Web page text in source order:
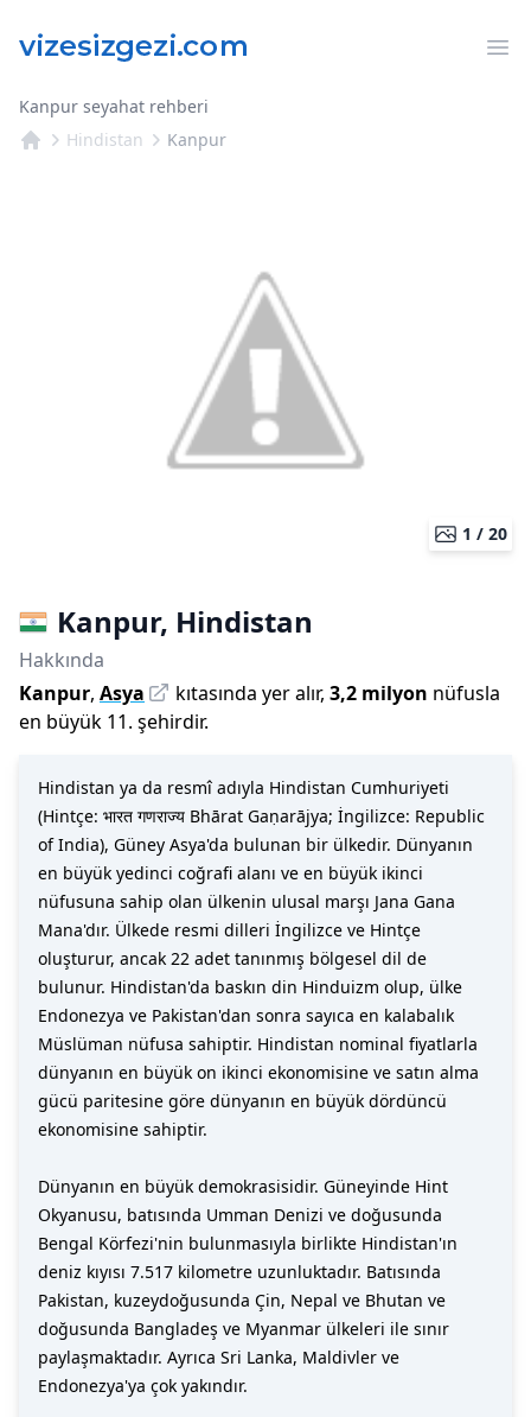
Kanpur seyahat rehberi
Hindistan
Kanpur
1 / 20
Kanpur, Hindistan
Hakkında
Kanpur, Asya kıtasında yer alır, 3,2 milyon nüfusla
en büyük 11. şehirdir.
Hindistan ya da resmî adıyla Hindistan Cumhuriyeti
(Hintçe: भारत गणराज्य Bhārat Gaṇarājya; İngilizce: Republic
of India), Güney Asya'da bulunan bir ülkedir. Dünyanın
en büyük yedinci coğrafi alanı ve en büyük ikinci
nüfusuna sahip olan ülkenin ulusal marşı Jana Gana
Mana'dır. Ülkede resmi dilleri İngilizce ve Hintçe
oluşturur, ancak 22 adet tanınmış bölgesel dil de
bulunur. Hindistan'da baskın din Hinduizm olup, ülke
Endonezya ve Pakistan'dan sonra sayıca en kalabalık
Müslüman nüfusa sahiptir. Hindistan nominal fiyatlarla
dünyanın en büyük on ikinci ekonomisine ve satın alma
gücü paritesine göre dünyanın en büyük dördüncü
ekonomisine sahiptir.
Dünyanın en büyük demokrasisidir. Güneyinde Hint
Okyanusu, batısında Umman Denizi ve doğusunda
Bengal Körfezi'nin bulunmasıyla birlikte Hindistan'ın
deniz kıyısı 7.517 kilometre uzunluktadır. Batısında
Pakistan, kuzeydoğusunda Çin, Nepal ve Bhutan ve
doğusunda Bangladeş ve Myanmar ülkeleri ile sınır
paylaşmaktadır. Ayrıca Sri Lanka, Maldivler ve
Endonezya'ya çok yakındır.